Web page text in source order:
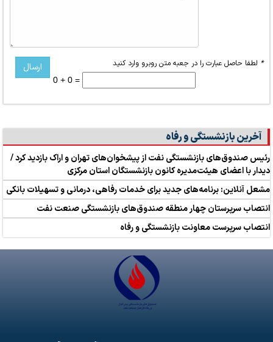
* لطفا حاصل عبارت را در جعبه متن روبرو وارد کنید
0 + 0 =
آخرین بازنشستگی و رفاه
رئیس صندوق‌های بازنشستگی نفت از پیشخوان‌های تهران و اراک بازدید کرد /
دیدار با اعضای هیئت‌مدیره کانون بازنشستگان استان مرکزی
مشعل آنلاین: برنامه‌های جدید برای خدمات رفاهی، درمانی و تسهیلات بانکی
انتصاب سرپرستان چهار منطقه صندوق‌های بازنشستگی صنعت نفت
انتصاب سرپرست معاونت بازنشستگی و رفاه